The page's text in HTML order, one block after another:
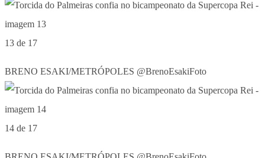
13 de 17
BRENO ESAKI/METRÓPOLES @BrenoEsakiFoto
14 de 17